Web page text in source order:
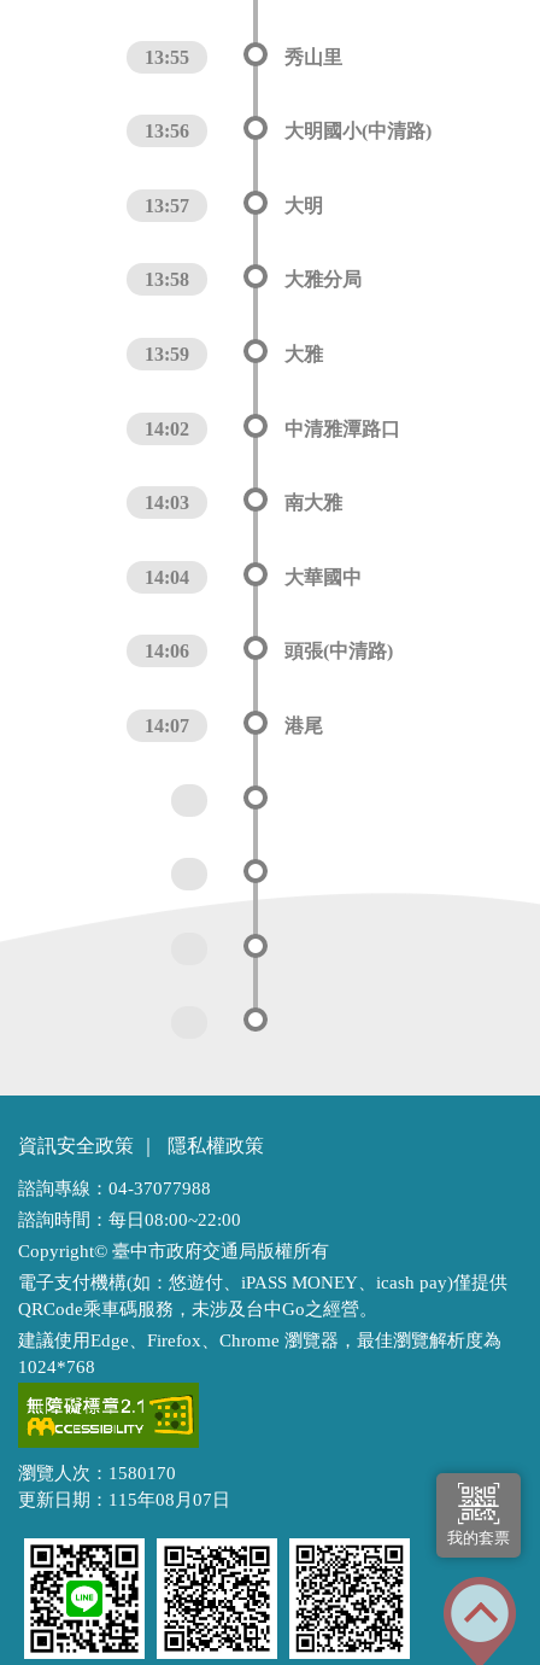
13:55 秀山里
13:56 大明國小(中清路)
13:57 大明
13:58 大雅分局
13:59 大雅
14:02 中清雅潭路口
14:03 南大雅
14:04 大華國中
14:06 頭張(中清路)
14:07 港尾
資訊安全政策 隱私權政策
諮詢專線：04-37077988
諮詢時間：每日08:00~22:00
Copyright© 臺中市政府交通局版權所有
電子支付機構(如：悠遊付、iPASS MONEY、icash pay)僅提供
QRCode乘車碼服務，未涉及台中Go之經營。
建議使用Edge、Firefox、Chrome 瀏覽器，最佳瀏覽解析度為
1024*768
瀏覽人次：1580170
更新日期：115年08月07日
我的套票